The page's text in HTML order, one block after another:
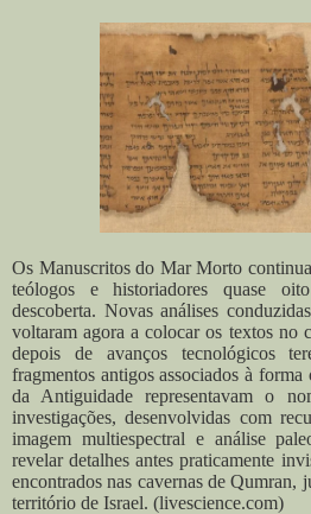
Os Manuscritos do Mar Morto
teólogos e historiadores quase
descoberta. Novas análises
voltaram agora a colocar os textos no
depois de avanços tecnológicos
fragmentos antigos associados à
da Antiguidade representavam o
investigações, desenvolvidas com
imagem multiespectral e análise
revelar detalhes antes praticamente
encontrados nas cavernas de
território de Israel. (livescience.com)